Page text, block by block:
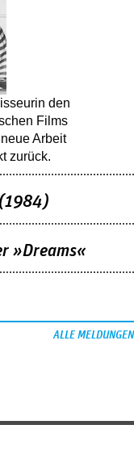
den
Films
Arbeit
zurück.
»Dreams«
ALLE MELDUNGEN